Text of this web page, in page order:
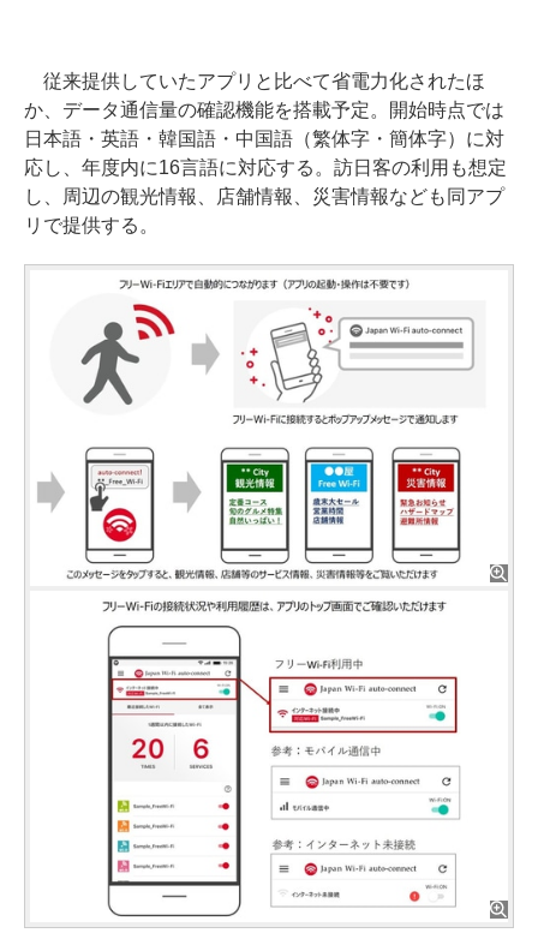
従来提供していたアプリと比べて省電力化されたほ
か、データ通信量の確認機能を搭載予定。開始時点では
日本語・英語・韓国語・中国語（繁体字・簡体字）に対
応し、年度内に16言語に対応する。訪日客の利用も想定
し、周辺の観光情報、店舗情報、災害情報なども同アプ
リで提供する。